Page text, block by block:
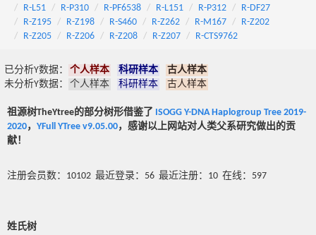
R-L51
R-P310 R-PF6538 R-L151 R-P312
R-DF27
R-Z195
R-Z198 R-S460 R-Z262 R-M167
R-Z202
R-Z205
R-Z206 R-Z208 R-Z207 R-CTS9762
已分析Y数据： 个人样本 科研样本
古人样本
未分析Y数据：
个人样本 科研样本 古人样本
祖源树TheYtree的部分树形借鉴了 ISOGG Y-DNA Haplogroup Tree 2019-
2020， YFull YTree v9.05.00，感谢以上网站对人类父系研究做出的贡
献！
注册会员数：10102 最近登录：56 最近注册：10 在线：597
姓氏树